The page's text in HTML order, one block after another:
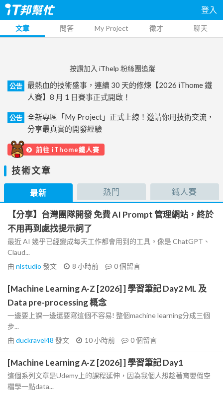
登入
文章 問答 My Project 徵才 聊天
按讚加入 iThelp 粉絲團追蹤
公告
最熱血的技術盛事，連續 30 天的修煉【2026 iThome 鐵
人賽】8 月 1 日賽事正式開啟！
公告
全新專區「My Project」正式上線！邀請你用技術交流，
分享最真實的開發經驗
前往 iThome鐵人賽
技術文章
最新 熱門 鐵人賽
【分享】台灣團隊開發 免費 AI Prompt 管理網站，終於
不用再到處找提示詞了
最近 AI 幾乎已經變成每天工作都會用到的工具。像是 ChatGPT、
Claud...
由 nlstudio 發文 8 小時前 0個留言
[Machine Learning A-Z [2026] ] 學習筆記 Day2 ML 及
Data pre-processing 概念
一邊要上課一邊還要寫這個不容易! 整個machine learning分成三個
步...
由 duckravel48 發文 10 小時前 0個留言
[Machine Learning A-Z [2026] ] 學習筆記 Day1
這個系列文章是Udemy上的課程延伸，因為我個人想趁著育嬰假空
檔學一點data...